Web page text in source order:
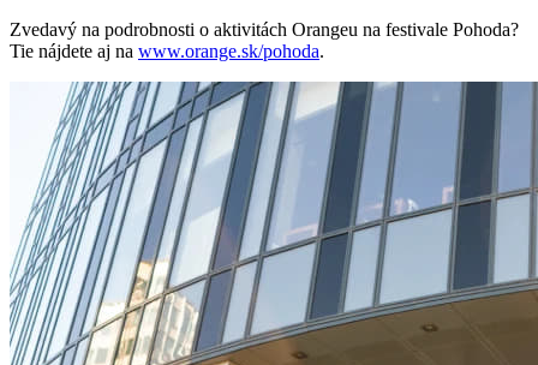
Zvedavý na podrobnosti o aktivitách Orangeu na festivale Pohoda?
Tie nájdete aj na www.orange.sk/pohoda.